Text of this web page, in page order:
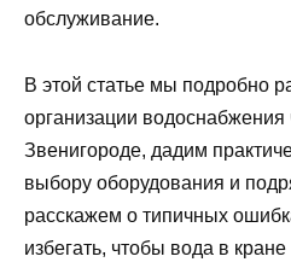
обслуживание.
В этой статье мы подробно
организации водоснабжения
Звенигороде, дадим
выбору оборудования и
расскажем о типичных
избегать, чтобы вода в